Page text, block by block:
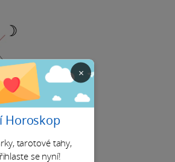
×
Horoskop
tarotové tahy,
se nyní!